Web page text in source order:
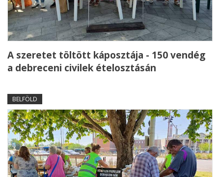
A szeretet töltött káposztája - 150 vendég
a debreceni civilek ételosztásán
BELFÖLD